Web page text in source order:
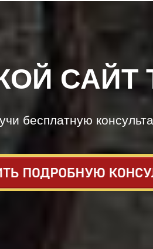
САЙТ
бесплатную